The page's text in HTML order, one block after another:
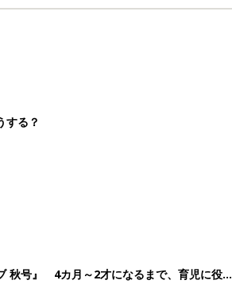
する？
秋号』 4カ月～2才になるまで、育児に役立